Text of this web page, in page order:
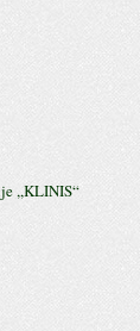
,,KLINIS“